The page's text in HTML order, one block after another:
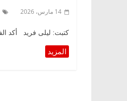
14 مارس، 2026
كتبت: ليلى فريد أكد